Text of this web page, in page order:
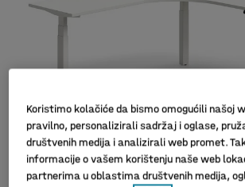
Koristimo kolačiće da bismo omogućili našoj
pravilno, personalizirali sadržaj i oglase,
društvenih medija i analizirali web promet.
informacije o vašem korištenju naše web
partnerima u oblastima društvenih medija,